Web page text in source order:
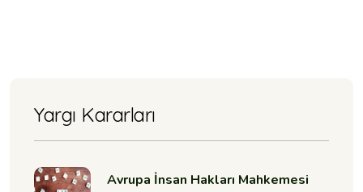
Yargı Kararları
Avrupa İnsan Hakları Mahkemesi